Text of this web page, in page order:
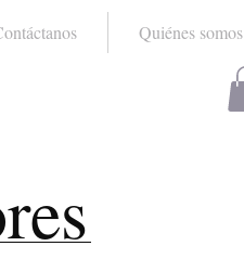
Quiénes somos